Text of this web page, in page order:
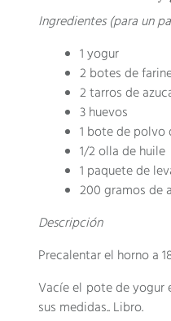
Ingredientes (para un
1 yogur
2 botes de
2 tarros de
3 huevos
1 bote de polvo
1/2 olla de huile
1 paquete de
200 gramos de
Descripción
Precalentar el horno a
Vacíe el pote de yogur
sus medidas.. Libro.